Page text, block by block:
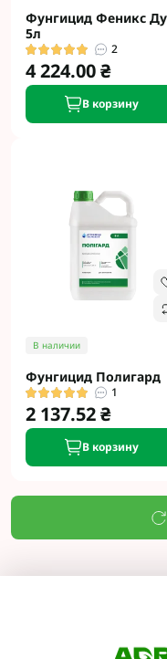
Фунгицид Феникс
5л
2
4 224.00 ₴
В корзину
В наличии
Фунгицид Полигард
1
2 137.52 ₴
В корзину